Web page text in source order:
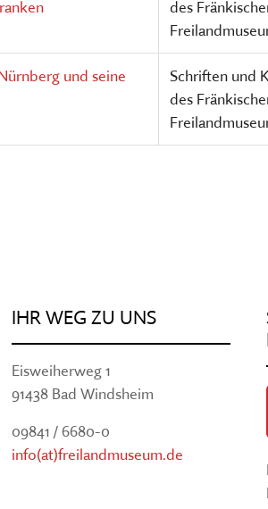
des
und seine
Schriften und
des
IHR WEG ZU UNS
Eisweiherweg 1
91438 Bad Windsheim
09841 / 6680-0
info(at)freilandmuseum.de